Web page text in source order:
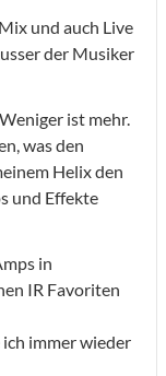
und auch Live
der Musiker
ist mehr.
was den
Helix den
und Effekte
in
IR Favoriten
immer wieder